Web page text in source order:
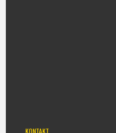
KONTAKT